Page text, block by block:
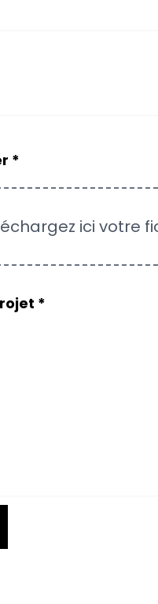
*
ici votre
*